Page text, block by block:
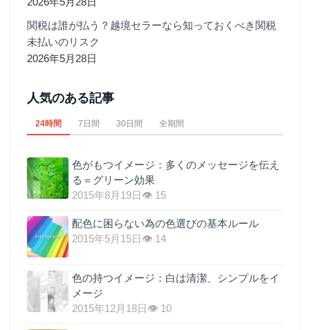
関税は誰が払う？越境セラーなら知っておくべき関税
未払いのリスク
2026年5月28日
人気のある記事
24時間 7日間 30日間 全期間
色がもつイメージ：多くのメッセージを伝え
る＝グリーン効果
2015年8月19日 👁 15
配色に困らない為の色選びの基本ルール
2015年5月15日 👁 14
色の持つイメージ：白は清潔、シンプルをイ
メージ
2015年12月18日 👁 10